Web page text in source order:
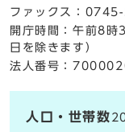
ファックス：
開庁時間：午前8
日を除きます）
法人番号：
人口・世帯数